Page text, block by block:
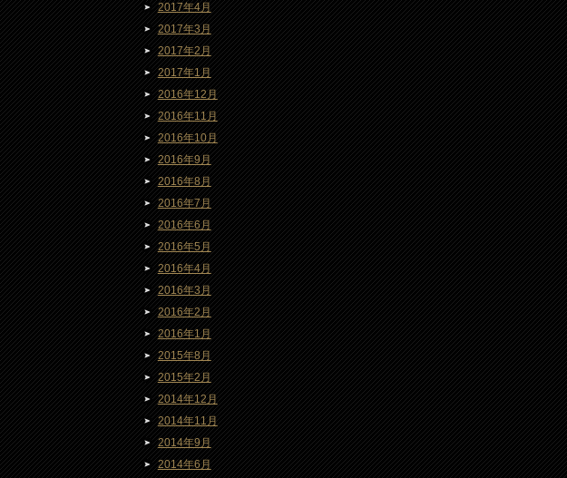
2017年4月
2017年3月
2017年2月
2017年1月
2016年12月
2016年11月
2016年10月
2016年9月
2016年8月
2016年7月
2016年6月
2016年5月
2016年4月
2016年3月
2016年2月
2016年1月
2015年8月
2015年2月
2014年12月
2014年11月
2014年9月
2014年6月